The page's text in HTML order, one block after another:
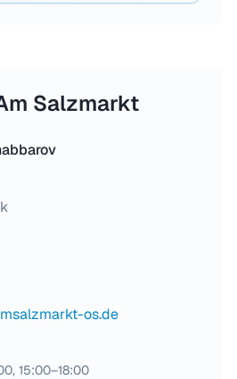
Salzmarkt
os.de
15:00–18:00